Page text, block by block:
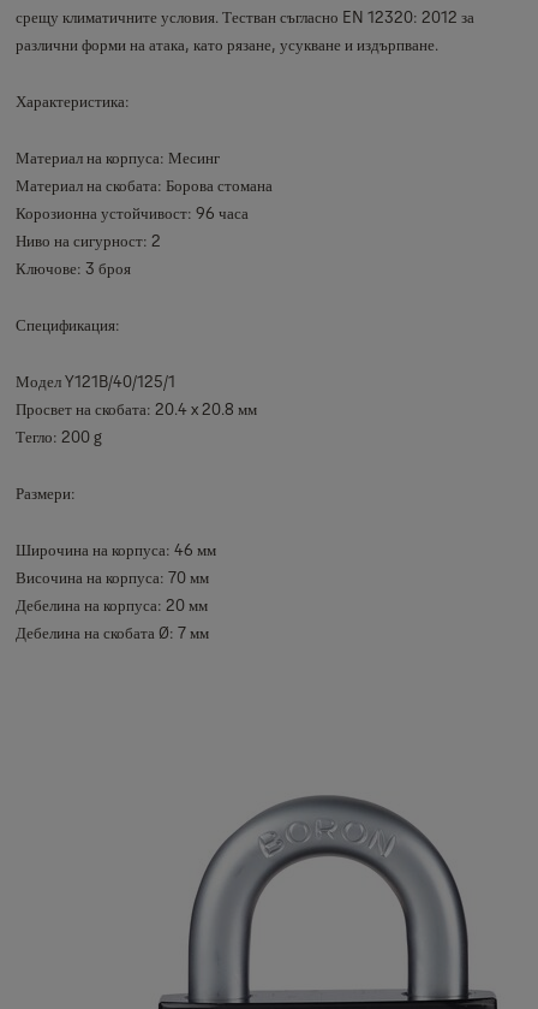
срещу климатичните условия. Тестван съгласно EN 12320: 2012 за
различни форми на атака, като рязане, усукване и издърпване.
Характеристика:
Материал на корпуса: Месинг
Материал на скобата: Борова стомана
Корозионна устойчивост: 96 часа
Ниво на сигурност: 2
Ключове: 3 броя
Спецификация:
Модел Y121B/40/125/1
Просвет на скобата: 20.4 x 20.8 мм
Тегло: 200 g
Размери:
Широчина на корпуса: 46 мм
Височина на корпуса: 70 мм
Дебелина на корпуса: 20 мм
Дебелина на скобата Ø: 7 мм